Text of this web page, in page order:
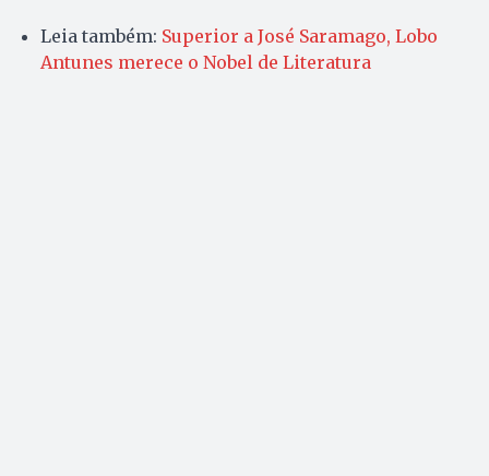
Leia também: Superior a José Saramago, Lobo
Antunes merece o Nobel de Literatura